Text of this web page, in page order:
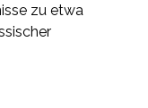
zu etwa